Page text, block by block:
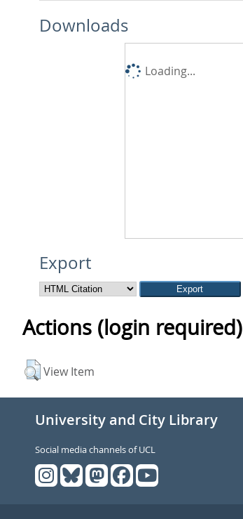
Downloads
Loading...
Export
Actions (login required)
View Item
University and City Library
Social media channels of UCL